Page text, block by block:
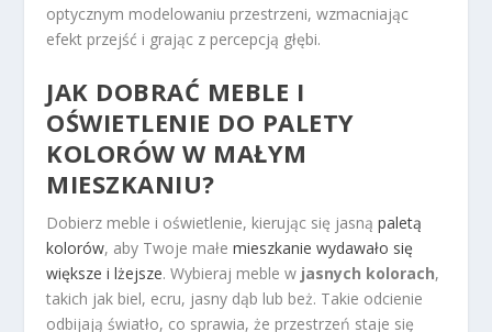
optycznym modelowaniu przestrzeni, wzmacniając
efekt przejść i grając z percepcją głębi.
JAK DOBRAĆ MEBLE I
OŚWIETLENIE DO PALETY
KOLORÓWW MAŁYM
MIESZKANIU?
Dobierz meble i oświetlenie, kierując się jasnąpaletą
kolorów, aby Twoje małemieszkanie wydawało się
większe i lżejsze. Wybieraj meble w jasnych kolorach,
takich jak biel, ecru, jasny dąb lub beż. Takie odcienie
odbijają światło, co sprawia, że przestrzeń staje się